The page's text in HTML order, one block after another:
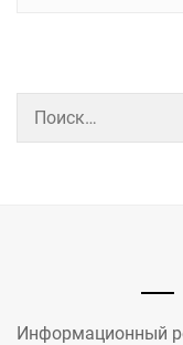
Информационный